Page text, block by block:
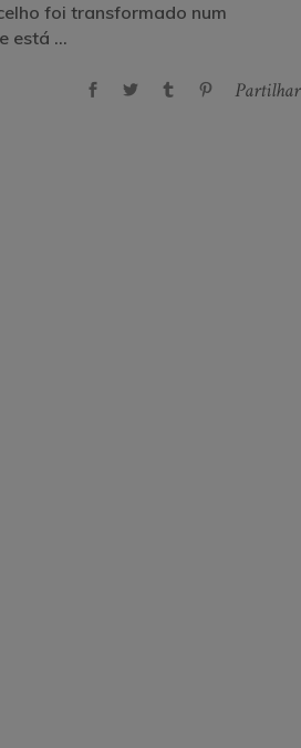
foi transformado num
está
Partilhar